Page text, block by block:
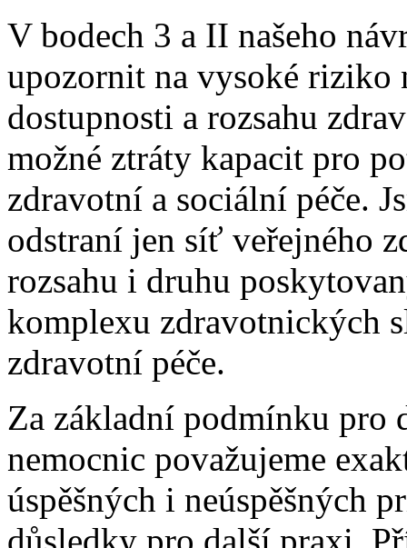
V bodech 3 a II našeho
upozornit na vysoké riziko
dostupnosti a rozsahu
možné ztráty kapacit pro
zdravotní a sociální péče.
odstraní jen síť veřejného
rozsahu i druhu
komplexu zdravotnických
zdravotní péče.
Za základní podmínku pro
nemocnic považujeme
úspěšných i neúspěšných
důsledky pro další praxi.